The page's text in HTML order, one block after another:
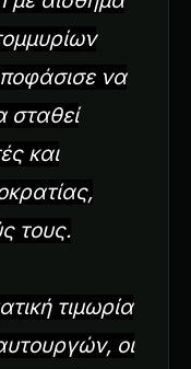
να
σταθεί
και
τους.
τιμωρία
οι